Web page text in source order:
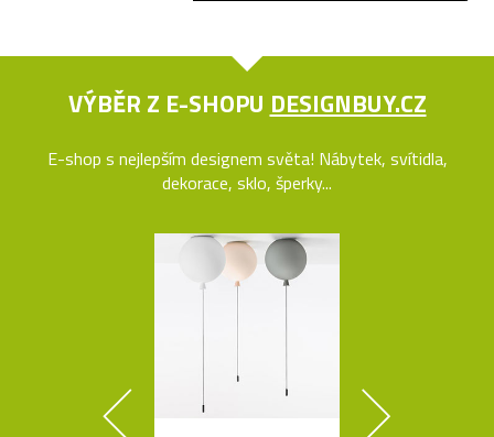
VÝBĚR Z E-SHOPU DESIGNBUY.CZ
E-shop s nejlepším designem světa! Nábytek, svítidla,
dekorace, sklo, šperky...